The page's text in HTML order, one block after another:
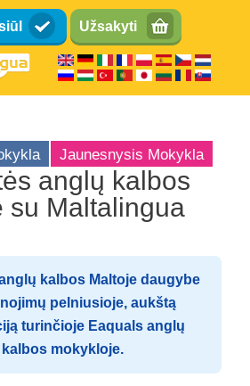
Užsakyti
Jaunesnysis Mokykla
Kalbos mokykla
anglų kalbos
su Maltalingua
kalbos Maltoje daugybe
pelniusioje, aukštą
turinčioje Eaquals anglų
kalbos mokykloje.